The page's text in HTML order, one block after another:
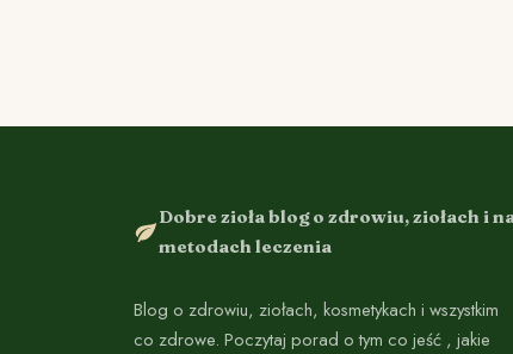
Dobre zioła blog o zdrowiu, ziołach i
metodach leczenia
Blog o zdrowiu, ziołach, kosmetykach i wszystkim
co zdrowe. Poczytaj porad o tym co jeść , jakie